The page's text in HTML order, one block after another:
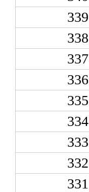
339
338
337
336
335
334
333
332
331